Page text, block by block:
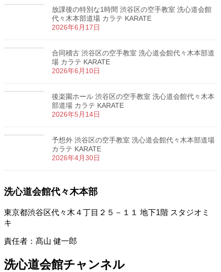
放課後の特別な1時間 渋谷区の空手教室 洗心道会館
代々木本部道場 カラテ KARATE
2026年6月17日
合同稽古 渋谷区の空手教室 洗心道会館代々木本部道
場 カラテ KARATE
2026年6月10日
後楽園ホール 渋谷区の空手教室 洗心道会館代々木本
部道場 カラテ KARATE
2026年5月14日
予想外 渋谷区の空手教室 洗心道会館代々木本部道場
カラテ KARATE
2026年4月30日
洗心道会館代々木本部
東京都渋谷区代々木４丁目２５－１１ 地下1階 スタジオミ
キ
責任者：髙山 健一郎
洗心道会館チャンネル